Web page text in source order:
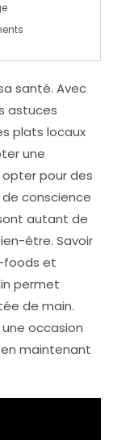
santé. Avec
astuces
plats locaux
une
pour des
conscience
autant de
être. Savoir
foods et
permet
de main.
occasion
maintenant